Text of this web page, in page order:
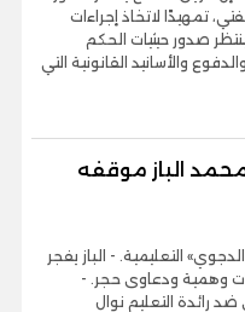
تمهيدًا لاتخاذ إجراءات
صدور حيثيات الحكم
والأسانيد القانونية التي
الباز موقفه
التعليمية. - الباز يفجر
وهمية ودعاوى حجر. -
رائدة التعليم نوال